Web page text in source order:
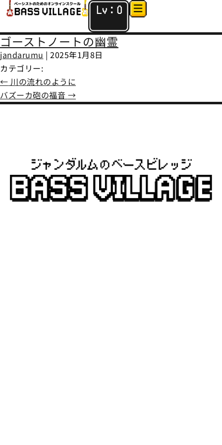
Lv： 0
ゴーストノートの幽霊
jandarumu | 2025年1月8日
カテゴリー:
← 川の流れのように
バズーカ砲の福音 →